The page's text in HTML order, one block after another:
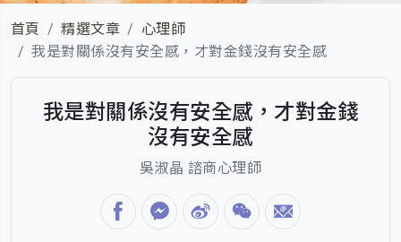
首頁 精選文章
心理師
我是對關係沒有安全感，才對金錢沒有安全感
我是對關係沒有安全感，才對金錢
沒有安全感
吳淑晶 諮商心理師